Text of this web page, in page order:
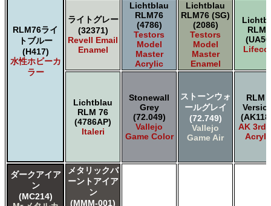
RLM76ライ
トブルー
(H417)
水性ホビーカ
ラー
ライトグレー
(32371)
Revell Email
Enamel
Lichtblau
RLM76
(4786)
Testors
Model
Master
Acrylic
Lichtblau
RLM76 (SG)
(2086)
Testors
Model
Master
Enamel
Lichtblau
RLM 76
(4786AP)
Italeri
Stonewall
Grey
(72.049)
Vallejo
Game Color
ストーンウォ
ールグレイ
(72.749)
Vallejo
Game Air
RLM
AK 3rd
ダークアイア
ン
(MC214)
メタリックバ
ーントアイア
ン
(MMM-001)